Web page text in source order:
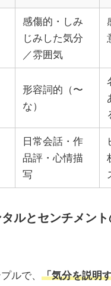
感傷的・しみ
じみした気分
／雰囲気
形容詞的（〜
な）
日常会話・作
品評・心情描
写
ルとセンチメン
ルで、 「気分を説明